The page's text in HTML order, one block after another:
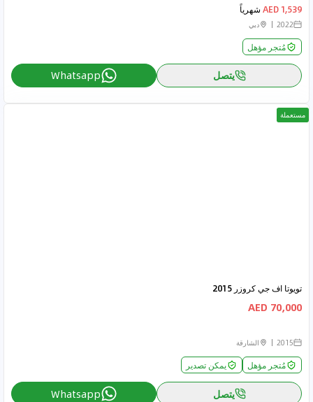
1,539 AED شهرياً
2022 دبي
مُتجر مؤهل
يتصل Whatsapp
مستعملة
تويوتا اف جي كروزر 2015
70,000 AED
2015 الشارقة
مُتجر مؤهل يمكن تصدير
يتصل Whatsapp